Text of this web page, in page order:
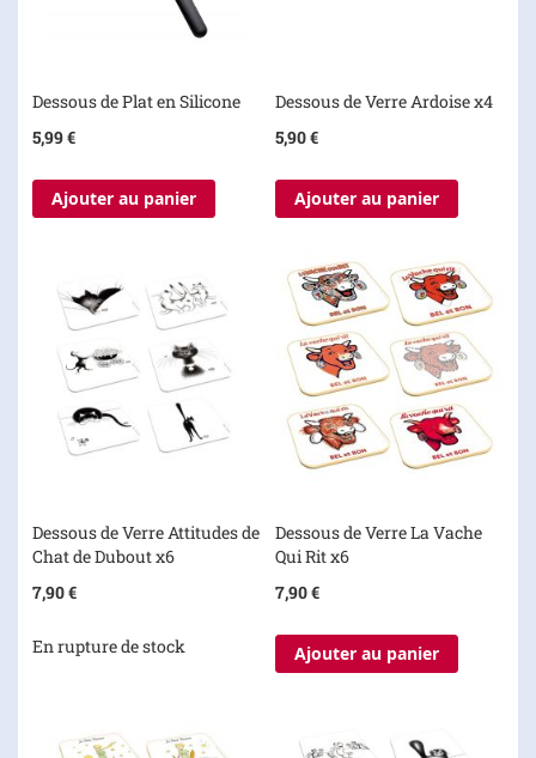
Dessous de Plat en Silicone
5,99 €
Ajouter au panier
Dessous de Verre Ardoise x4
5,90 €
Ajouter au panier
Dessous de Verre Attitudes de
Chat de Dubout x6
7,90 €
En rupture de stock
Dessous de Verre La Vache
Qui Rit x6
7,90 €
Ajouter au panier